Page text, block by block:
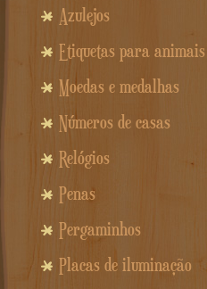
Azulejos
Etiquetas para
Moedas e medalhas
Números de casas
Relógios
Penas
Pergaminhos
Placas de iluminação